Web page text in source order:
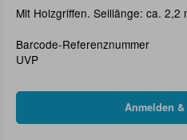
Mit Holzgriffen. Seillänge: ca. 2,2
Barcode-Referenznummer
UVP